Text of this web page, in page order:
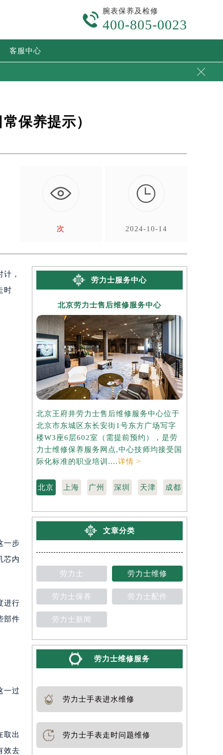

腕表保养及检修
400-805-0023
客服中心

保养提示）
次

2024-10-14
，
时
一步
芯内
进行
部件
一过
取出
效去
劳力士服务中心
北京劳力士售后维修服务中心
北京王府井劳力士售后维修服务中心位于
北京市东城区东长安街1号东方广场写字
楼W3座6层602室（需提前预约），是劳
力士维修保养服务网点,中心技师均接受国
际化标准的职业培训....详情 >
北京 上海 广州 深圳 天津 成都
文章分类
劳力士 劳力士维修
劳力士保养 劳力士配件
劳力士新闻
劳力士维修服务
劳力士手表进水维修
劳力士手表走时问题维修